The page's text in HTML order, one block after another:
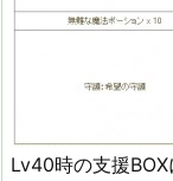
Lv40時の支援BOX